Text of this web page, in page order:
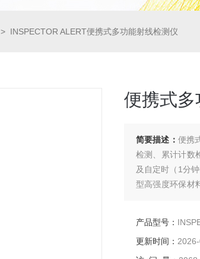
> INSPECTOR ALERT便携式多功能射线检测仪
便携式多
简要描述： 便携
检测、累计计数
及自定时（1分
型高强度环保材
产品型号：
更新时间：